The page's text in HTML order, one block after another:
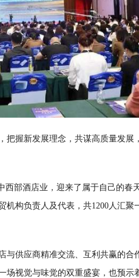
握新发展理念，共谋高质量发展
部酒店业，迎来了属于自己的春
构负责人及代表，共1200人汇聚
供应商精准交流、互利共赢的合
视觉与味觉的双重盛宴，也预示